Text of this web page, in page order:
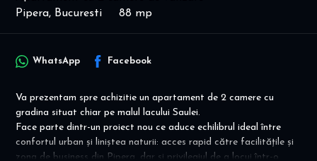
Pipera, Bucuresti
88 mp
WhatsApp Facebook
Va prezentam spre achizitie un apartament de 2 camere cu
gradina situat chiar pe malul lacului Saulei.
Face parte dintr-un proiect nou ce aduce echilibrul ideal între
confortul urban și liniștea naturii: acces rapid către facilitățile și
zona de business din Pipera, dar și privilegiul de a locui într-o